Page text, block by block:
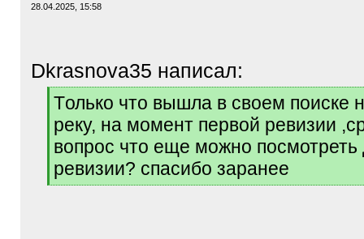
28.04.2025, 15:58
Dkrasnova35 написал:
[
q
]
Tолько что вышла в своем поиске
рекy, на момент первой ревизии
вопрос что еще можно посмотреть
ревизии? спасибо заранее
[